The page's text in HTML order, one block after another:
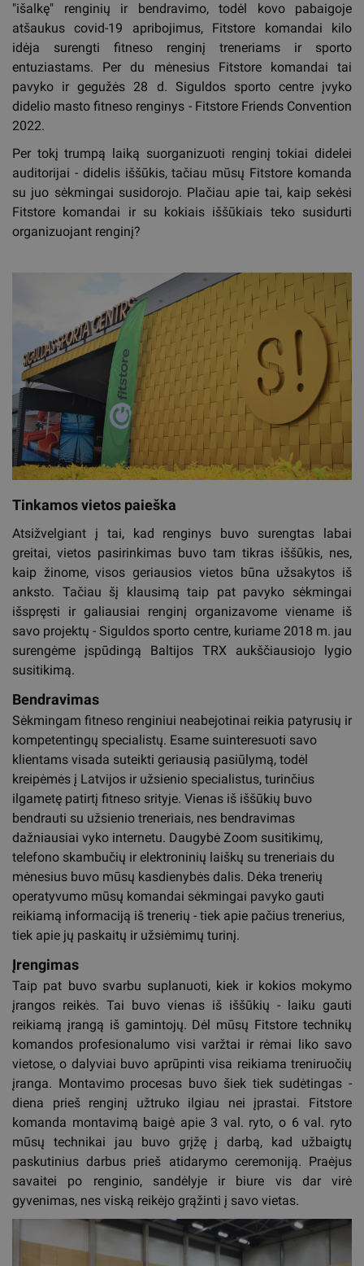
"išalkę" renginių ir bendravimo, todėl kovo pabaigoje
atšaukus covid-19 apribojimus, Fitstore komandai kilo
idėja surengti fitneso renginį treneriams ir sporto
entuziastams. Per du mėnesius Fitstore komandai tai
pavyko ir gegužės 28 d. Siguldos sporto centre įvyko
didelio masto fitneso renginys - Fitstore Friends Convention
2022.
Per tokį trumpą laiką suorganizuoti renginį tokiai didelei
auditorijai - didelis iššūkis, tačiau mūsų Fitstore komanda
su juo sėkmingai susidorojo. Plačiau apie tai, kaip sekėsi
Fitstore komandai ir su kokiais iššūkiais teko susidurti
organizuojant renginį?
Tinkamos vietos paieška
Atsižvelgiant į tai, kad renginys buvo surengtas labai
greitai, vietos pasirinkimas buvo tam tikras iššūkis, nes,
kaip žinome, visos geriausios vietos būna užsakytos iš
anksto. Tačiau šį klausimą taip pat pavyko sėkmingai
išspręsti ir galiausiai renginį organizavome viename iš
savo projektų - Siguldos sporto centre, kuriame 2018 m. jau
surengėme įspūdingą Baltijos TRX aukščiausiojo lygio
susitikimą.
Bendravimas
Sėkmingam fitneso renginiui neabejotinai reikia patyrusių ir
kompetentingų specialistų. Esame suinteresuoti savo
klientams visada suteikti geriausią pasiūlymą, todėl
kreipėmės į Latvijos ir užsienio specialistus, turinčius
ilgametę patirtį fitneso srityje. Vienas iš iššūkių buvo
bendrauti su užsienio treneriais, nes bendravimas
dažniausiai vyko internetu. Daugybė Zoom susitikimų,
telefono skambučių ir elektroninių laiškų su treneriais du
mėnesius buvo mūsų kasdienybės dalis. Dėka trenerių
operatyvumo mūsų komandai sėkmingai pavyko gauti
reikiamą informaciją iš trenerių - tiek apie pačius trenerius,
tiek apie jų paskaitų ir užsiėmimų turinį.
Įrengimas
Taip pat buvo svarbu suplanuoti, kiek ir kokios mokymo
įrangos reikės. Tai buvo vienas iš iššūkių - laiku gauti
reikiamą įrangą iš gamintojų. Dėl mūsų Fitstore technikų
komandos profesionalumo visi varžtai ir rėmai liko savo
vietose, o dalyviai buvo aprūpinti visa reikiama treniruočių
įranga. Montavimo procesas buvo šiek tiek sudėtingas -
diena prieš renginį užtruko ilgiau nei įprastai. Fitstore
komanda montavimą baigė apie 3 val. ryto, o 6 val. ryto
mūsų technikai jau buvo grįžę į darbą, kad užbaigtų
paskutinius darbus prieš atidarymo ceremoniją. Praėjus
savaitei po renginio, sandėlyje ir biure vis dar virė
gyvenimas, nes viską reikėjo grąžinti į savo vietas.